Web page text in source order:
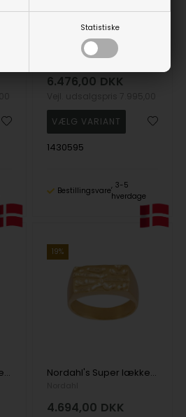
Statistiske
6.476,00 DKK
1430595
Bestillingsvare
3-5
hverdage
Nordahl's Super lækker bred herrering i 8 karat guld.
19%
Nordahl's Super lækker bred herrering i 8 karat guld.
4.694,00 DKK